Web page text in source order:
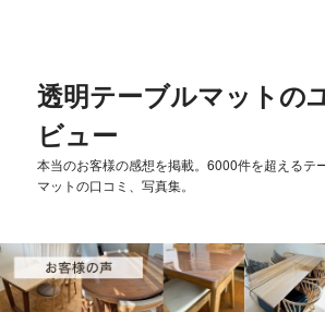
透明テーブルマットの
ビュー
本当のお客様の感想を掲載。6000件を超えるテ
マットの口コミ、写真集。